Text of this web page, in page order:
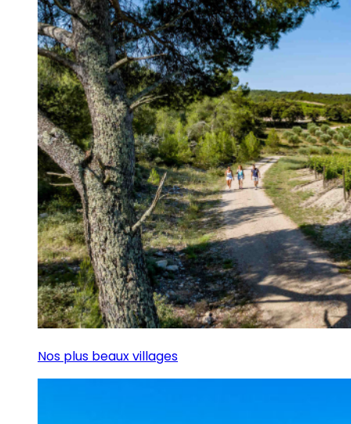
Nos plus beaux villages